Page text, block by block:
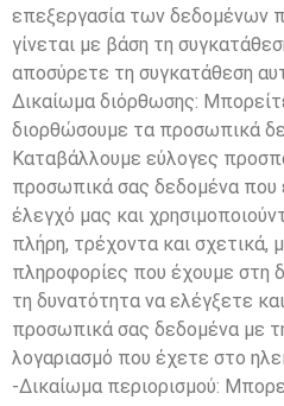
επεξεργασία των δεδομένων
γίνεται με βάση τη
αποσύρετε τη συγκατάθεση
Δικαίωμα διόρθωσης:
διορθώσουμε τα προσωπικά
Καταβάλλουμε εύλογες
προσωπικά σας δεδομένα που
έλεγχό μας και
πλήρη, τρέχοντα και σχετικά,
πληροφορίες που έχουμε στη
τη δυνατότητα να ελέγξετε
προσωπικά σας δεδομένα με
λογαριασμό που έχετε στο
-Δικαίωμα περιορισμού: